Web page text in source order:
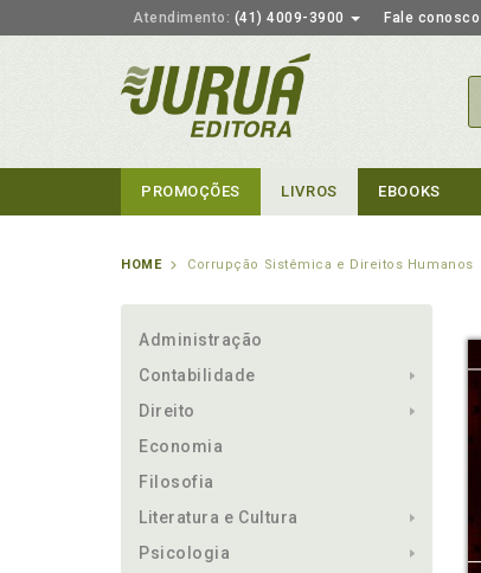
Atendimento: (41) 4009-3900 Fale conosco
PROMOÇÕES LIVROS EBOOKS
HOME Corrupção Sistêmica e Direitos Humanos
Administração
Contabilidade
Direito
Economia
Filosofia
Literatura e Cultura
Psicologia